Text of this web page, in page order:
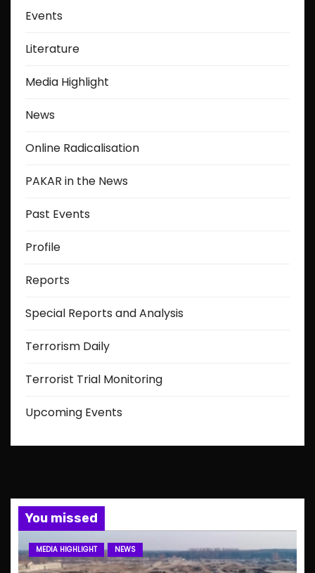
Events
Literature
Media Highlight
News
Online Radicalisation
PAKAR in the News
Past Events
Profile
Reports
Special Reports and Analysis
Terrorism Daily
Terrorist Trial Monitoring
Upcoming Events
You missed
MEDIA HIGHLIGHT NEWS